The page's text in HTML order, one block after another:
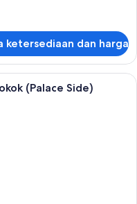
ketersediaan dan harga
brankas, meja kerja, dan
(Palace Side)